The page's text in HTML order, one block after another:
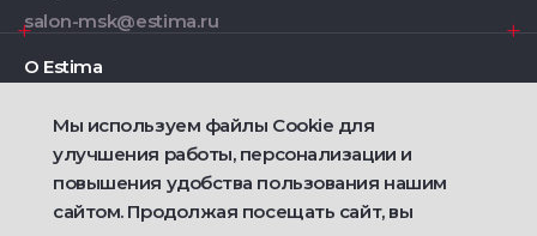
salon-msk@estima.ru
О Estima
Дизайнерам
Фирменные салоны
Мы используем файлы Cookie для
улучшения работы, персонализации и
повышения удобства пользования нашим
сайтом. Продолжая посещать сайт, вы